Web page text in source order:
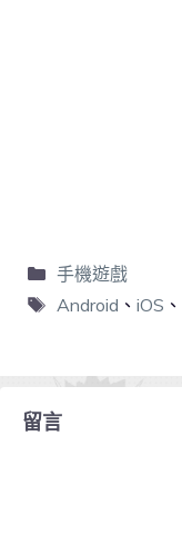
手機遊戲
Android 、 iOS 、
留言